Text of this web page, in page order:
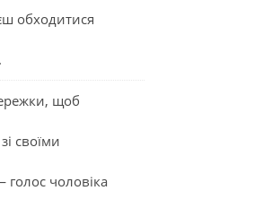
обходитися
щоб
своїми
чоловіка